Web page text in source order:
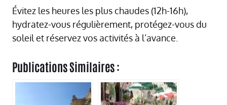
Évitez les heures les plus chaudes (12h-16h),
hydratez-vous régulièrement, protégez-vous du
soleil et réservez vos activités à l’avance.
Publications Similaires :